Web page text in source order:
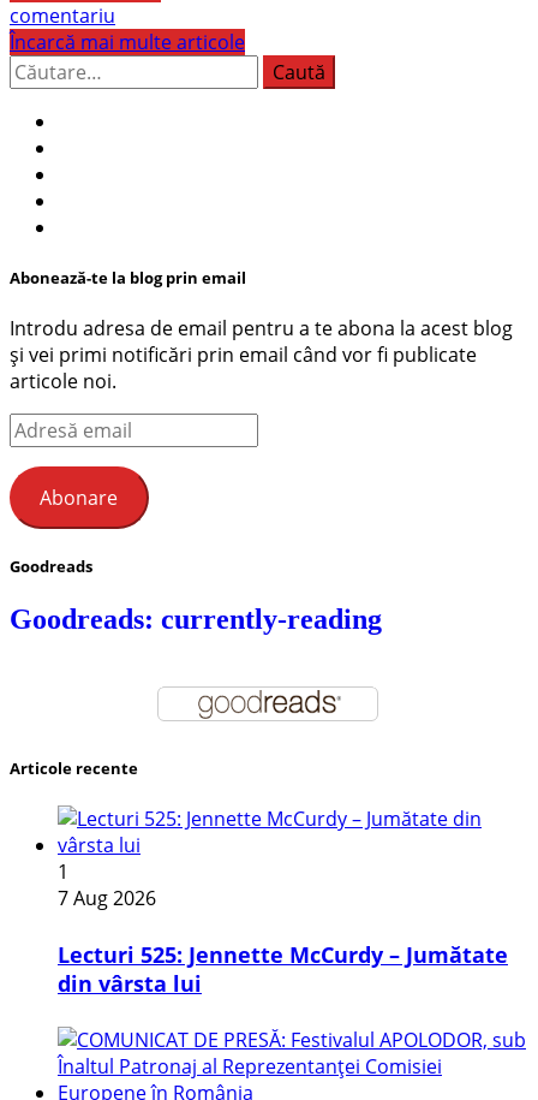
comentariu
Încarcă mai multe articole
Caută
după:
Abonează-te la blog prin email
Introdu adresa de email pentru a te abona la acest blog
și vei primi notificări prin email când vor fi publicate
articole noi.
Adresă
email
Abonare
Goodreads
Goodreads: currently-reading
Articole recente
1
7 Aug 2026
Lecturi 525: Jennette McCurdy – Jumătate
din vârsta lui